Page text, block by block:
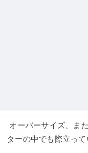
オーバーサイズ、ま
ターの中でも際立っ